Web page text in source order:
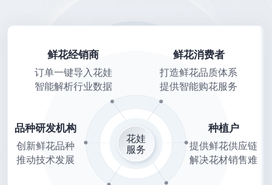
鲜花经销商
订单一键导入花娃
智能解析行业数据
鲜花消费者
打造鲜花品质体系
提供智能购花服务
品种研发机构
创新鲜花品种
推动技术发展
种植户
提供鲜花供应链
解决花材销售难
花娃
服务